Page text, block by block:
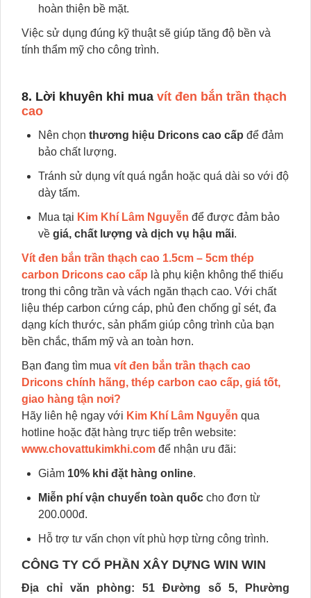
hoàn thiện bề mặt.
Việc sử dụng đúng kỹ thuật sẽ giúp tăng độ bền và
tính thẩm mỹ cho công trình.
8. Lời khuyên khi mua vít đen bắn trần thạch
cao
Nên chọn thương hiệu Dricons cao cấp để đảm
bảo chất lượng.
Tránh sử dụng vít quá ngắn hoặc quá dài so với độ
dày tấm.
Mua tại Kim Khí Lâm Nguyễn để được đảm bảo
về giá, chất lượng và dịch vụ hậu mãi.
Vít đen bắn trần thạch cao 1.5cm – 5cm thép
carbon Dricons cao cấp là phụ kiện không thể thiếu
trong thi công trần và vách ngăn thạch cao. Với chất
liệu thép carbon cứng cáp, phủ đen chống gỉ sét, đa
dạng kích thước, sản phẩm giúp công trình của bạn
bền chắc, thẩm mỹ và an toàn hơn.
Bạn đang tìm mua vít đen bắn trần thạch cao
Dricons chính hãng, thép carbon cao cấp, giá tốt,
giao hàng tận nơi?
Hãy liên hệ ngay với Kim Khí Lâm Nguyễn qua
hotline hoặc đặt hàng trực tiếp trên website:
www.chovattukimkhi.com để nhận ưu đãi:
Giảm 10% khi đặt hàng online.
Miễn phí vận chuyển toàn quốc cho đơn từ
200.000đ.
Hỗ trợ tư vấn chọn vít phù hợp từng công trình.
CÔNG TY CỔ PHẦN XÂY DỰNG WIN WIN
Địa chỉ văn phòng: 51 Đường số 5, Phường